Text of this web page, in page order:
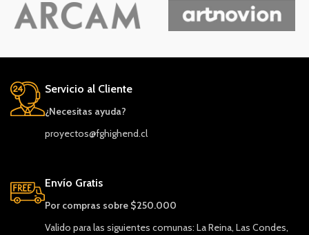
Servicio al Cliente
¿Necesitas ayuda?
proyectos@fghighend.cl
Envío Gratis
Por compras sobre $250.000
Valido para las siguientes comunas: La Reina, Las Condes,